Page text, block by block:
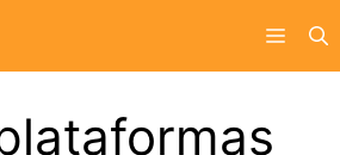
Menú